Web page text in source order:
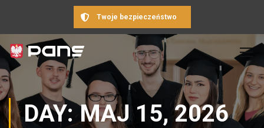
Twoje bezpieczeństwo
DAY: MAJ 15, 2026